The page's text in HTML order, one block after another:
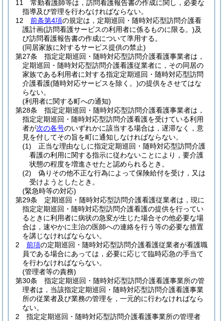
11
常勤看護師等は，訪問看護報告書の作成に関し，必要な
指導及び管理を行わなければならない。
12
前条第4項の規定は，定期巡回・随時対応型訪問介護看
護計画(訪問看護サービスの利用者に係るものに限る。)及
び訪問看護報告書の作成について準用する。
(同居家族に対するサービス提供の禁止)
第27条
指定定期巡回・随時対応型訪問介護看護事業者は，
定期巡回・随時対応型訪問介護看護従業者に，その同居の
家族である利用者に対する指定定期巡回・随時対応型訪問
介護看護(随時対応サービスを除く。)の提供をさせてはな
らない。
(利用者に関する町への通知)
第28条
指定定期巡回・随時対応型訪問介護看護事業者は，
指定定期巡回・随時対応型訪問介護看護を受けている利用
者が次の各号のいずれかに該当する場合は，遅滞なく，意
見を付してその旨を町に通知しなければならない。
(1)
正当な理由なしに指定定期巡回・随時対応型訪問介護
看護の利用に関する指示に従わないことにより，要介護
状態の程度を増進させたと認められるとき。
(2)
偽りその他不正な行為によって保険給付を受け，又は
受けようとしたとき。
(緊急時等の対応)
第29条
定期巡回・随時対応型訪問介護看護従業者は，現に
指定定期巡回・随時対応型訪問介護看護の提供を行ってい
るときに利用者に病状の急変が生じた場合その他必要な場
合は，速やかに主治の医師への連絡を行う等の必要な措置
を講じなければならない。
2
前項の定期巡回・随時対応型訪問介護看護従業者が看護職
員である場合にあっては，必要に応じて臨時応急の手当て
を行わなければならない。
(管理者等の責務)
第30条
指定定期巡回・随時対応型訪問介護看護事業所の管
理者は，当該指定定期巡回・随時対応型訪問介護看護事業
所の従業者及び業務の管理を，一元的に行わなければなら
ない。
2
指定定期巡回・随時対応型訪問介護看護事業所の管理者